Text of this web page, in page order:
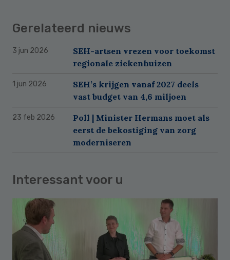
Gerelateerd nieuws
3 jun 2026
SEH-artsen vrezen voor toekomst
regionale ziekenhuizen
1 jun 2026
SEH’s krijgen vanaf 2027 deels
vast budget van 4,6 miljoen
23 feb 2026
Poll | Minister Hermans moet als
eerst de bekostiging van zorg
moderniseren
Interessant voor u